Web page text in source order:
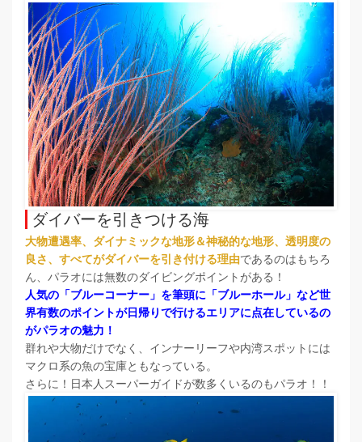
ダイバーを引きつける海
大物遭遇率、ダイナミックな地形＆神秘的な地形、透明度の
良さ、すべてがダイバーを引き付ける理由であるのはもちろ
ん、パラオには無数のダイビングポイントがある！
人気の「ブルーコーナー」を筆頭に「ブルーホール」など世
界有数のポイントが日帰りで行けるエリアに点在しているの
がパラオの魅力！
群れや大物だけでなく、インナーリーフや内湾スポットには
マクロ系の魚の宝庫ともなっている。
さらに！日本人スーパーガイドが数多くいるのもパラオ！！